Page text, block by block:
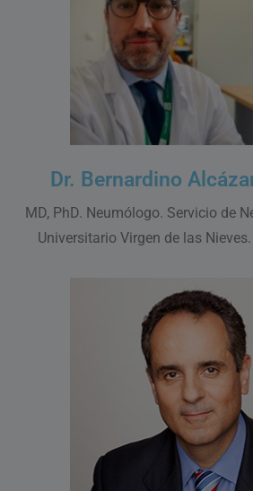
Dr. Bernardino
MD, PhD. Neumólogo. Servicio de
Universitario Virgen de las